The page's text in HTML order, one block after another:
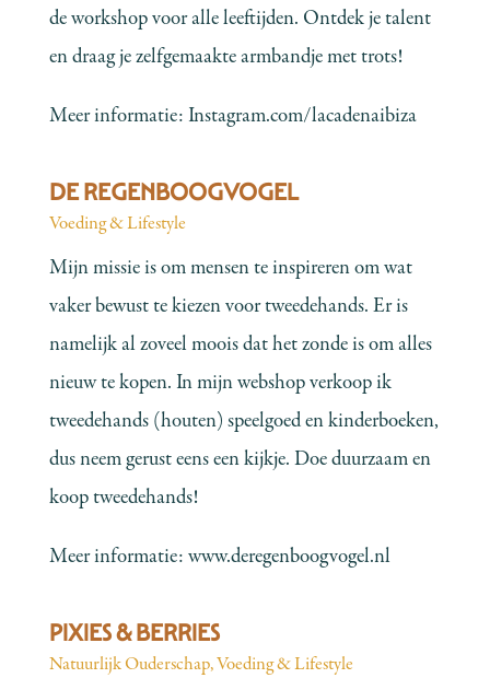
de workshop voor alle leeftijden. Ontdek je talent
en draag je zelfgemaakte armbandje met trots!
Meer informatie:Instagram.com/lacadenaibiza
DE REGENBOOGVOGEL
Voeding & Lifestyle
Mijn missie is om mensen te inspireren om wat
vaker bewust te kiezen voor tweedehands. Er is
namelijk al zoveel moois dat het zonde is om alles
nieuw te kopen. In mijn webshop verkoop ik
tweedehands (houten) speelgoed en kinderboeken,
dus neem gerust eens een kijkje. Doe duurzaam en
koop tweedehands!
Meer informatie:www.deregenboogvogel.nl
PIXIES & BERRIES
Natuurlijk Ouderschap,Voeding & Lifestyle